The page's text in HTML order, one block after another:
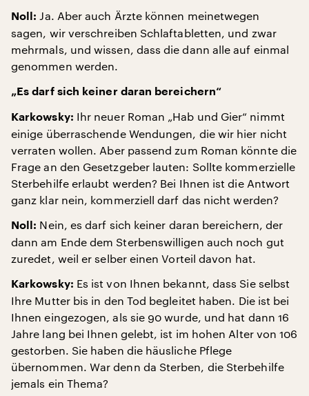
Noll: Ja. Aber auch Ärzte können meinetwegen
sagen, wir verschreiben Schlaftabletten, und zwar
mehrmals, und wissen, dass die dann alle auf einmal
genommen werden.
„Es darf sich keiner daran bereichern“
Karkowsky: Ihr neuer Roman „Hab und Gier“ nimmt
einige überraschende Wendungen, die wir hier nicht
verraten wollen. Aber passend zum Roman könnte die
Frage an den Gesetzgeber lauten: Sollte kommerzielle
Sterbehilfe erlaubt werden? Bei Ihnen ist die Antwort
ganz klar nein, kommerziell darf das nicht werden?
Noll: Nein, es darf sich keiner daran bereichern, der
dann am Ende dem Sterbenswilligen auch noch gut
zuredet, weil er selber einen Vorteil davon hat.
Karkowsky: Es ist von Ihnen bekannt, dass Sie selbst
Ihre Mutter bis in den Tod begleitet haben. Die ist bei
Ihnen eingezogen, als sie 90 wurde, und hat dann 16
Jahre lang bei Ihnen gelebt, ist im hohen Alter von 106
gestorben. Sie haben die häusliche Pflege
übernommen. War denn da Sterben, die Sterbehilfe
jemals ein Thema?